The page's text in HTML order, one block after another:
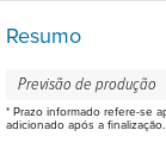
Resumo
Previsão de produção
* Prazo informado refere-se
adicionado após a finalização.